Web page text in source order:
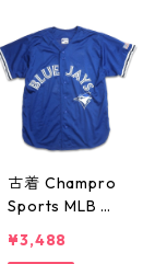
古着 Champro
Sports MLB ト
ジェイズ ベー
¥3,488